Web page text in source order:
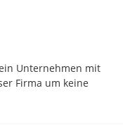
Unternehmen mit
Firma um keine